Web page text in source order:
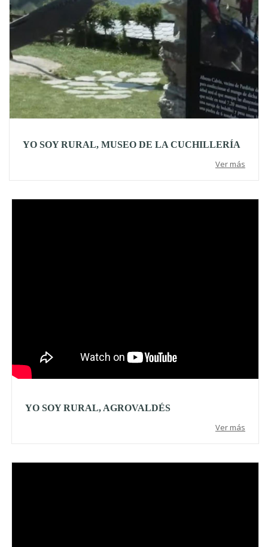
YO SOY RURAL, MUSEO DE LA CUCHILLERÍA
Ver más
YO SOY RURAL, AGROVALDÉS
Ver más